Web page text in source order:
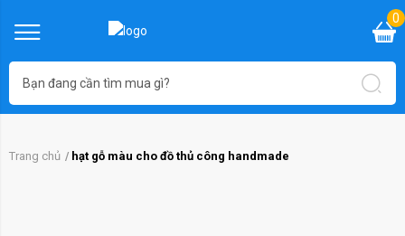
0
Trang chủ hạt gỗ màu cho đồ thủ công handmade